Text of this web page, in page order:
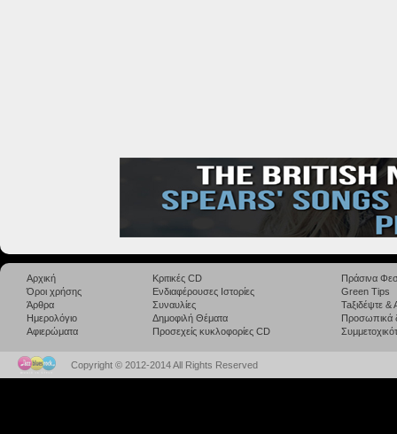
Αρχική
Όροι χρήσης
Άρθρα
Ημερολόγιο
Αφιερώματα
Κριτικές CD
Ενδιαφέρουσες Ιστορίες
Συναυλίες
Δημοφιλή Θέματα
Προσεχείς κυκλοφορίες CD
Πράσινα
Green Tips
Taξιδέψτε
Προσωπικά
Copyright © 2012-2014 All Rights Reserved